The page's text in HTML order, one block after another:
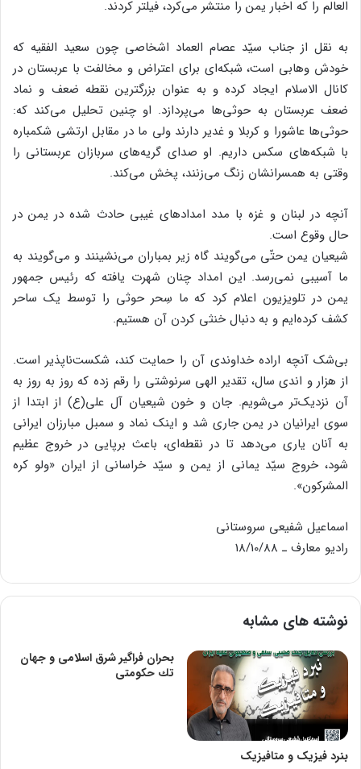
العالم را که اخبار یمن را منتشر می‌کرد، فیلتر کردند.
به نقل از جناب سیّد عصام العماد اشخاصی چون سعید الفقیه که
خودش وهابی است، شبکه‌ای برای اعتراض و مخالفت با عربستان در
کانال الاسلام ایجاد کرده و به عنوان بزرگترین نقطه ضعف و نماد
ضعف عربستان به حوثی‌ها می‌پردازد. او چنین تحلیل می‌کند که:
حوثی‌ها عاشورا و کربلا و غدیر دارند ولی ما در مقابل ارتشی شکمباره
با شبکه‌های سکس داریم. او صدای گریه‌های سربازان عربستانی را
وقتی به همسرانشان زنگ می‌زنند، پخش می‌کند.
آنچه در لبنان و غزه با مدد امدادهای غیبی حادث شده در یمن در
حال وقوع است.
شیعیان یمن حتّی می‌گویند گاه زیر بمباران می‌نشینند و می‌گویند به
ما آسیبی نمی‌رسد. این امداد چنان شهرت یافته که رئیس جمهور
یمن در تلویزیون اعلام کرد که ما سِحر حوثی را توسط یک ساحر
کشف کرده‌ایم و به دنبال خنثی کردن آن هستیم.
بی‌شک آنچه اراده خداوندی آن را حمایت کند، شکست‌ناپذیر است.
از هزار و اندی سال، تقدیر الهی سرنوشتی را رقم زده که روز به روز به
آن نزدیک‌تر می‌شویم. جان و خون شیعیان آل علی(ع) از ابتدا از
سوی ایرانیان در یمن جاری شد و اینک نماد و سمبل مبارزان ایرانی
به آنان یاری می‌دهد تا در نقطه‌ای، باعث برپایی در خروج عظیم
شود، خروج سیّد یمانی از یمن و سیّد خراسانی از ایران «ولو کره
المشرکون».
اسماعیل شفیعی سروستانی
رادیو معارف ـ‌ 18/10/88
نوشته های مشابه
بنرد فیزیک و متافیزیک
بحران فراگير شرق اسلامی و جهان
تك حكومتی